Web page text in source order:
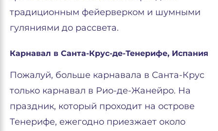
традиционным фейерверком и шумными
гуляниями до рассвета.
Карнавал в Санта-Крус-де-Тенерифе, Испания
Пожалуй, больше карнавала в Санта-Крус
только карнавал в Рио-де-Жанейро. На
праздник, который проходит на острове
Тенерифе, ежегодно приезжает около